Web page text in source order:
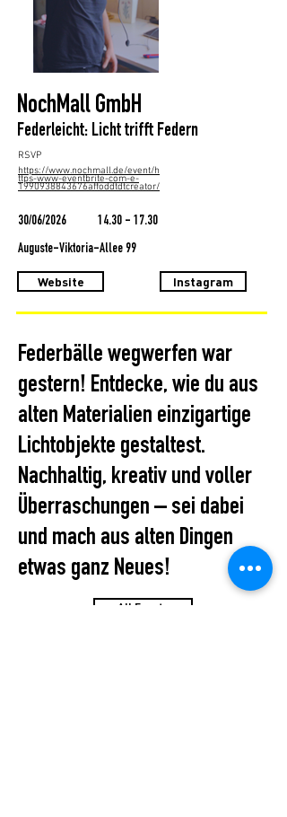
NochMall GmbH
Federleicht: Licht trifft Federn
RSVP
https://www.nochmall.de/event/h
ttps-www-eventbrite-com-e-
1990938843676affoddtdtcreator/
30/06/2026 14.30 - 17.30
Auguste-Viktoria-Allee 99
Website Instagram
Federbälle wegwerfen war
gestern! Entdecke, wie du aus
alten Materialien einzigartige
Lichtobjekte gestaltest.
Nachhaltig, kreativ und voller
Überraschungen – sei dabei
und mach aus alten Dingen
etwas ganz Neues!
All Events